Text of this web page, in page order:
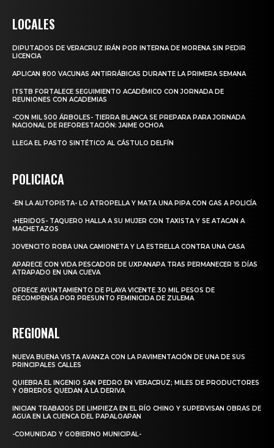
LOCALES
DIPUTADOS DE VERACRUZ IRÁN POR INTERNA DE MORENA SIN PEDIR
LICENCIA
APLICAN 800 VACUNAS ANTIRRÁBICAS DURANTE LA PRIMERA SEMANA
ITSTB FORTALECE SEGUIMIENTO ACADÉMICO CON JORNADA DE
REUNIONES CON ACADEMIAS
-CON MIL 500 ÁRBOLES- TIERRA BLANCA SE PREPARA PARA JORNADA
NACIONAL DE REFORESTACIÓN: JAIME OCHOA
LLEGA EL PASTO SINTÉTICO AL CÁSTULO DELFÍN
POLICIACA
-EN LA AUTOPISTA- LO ATROPELLA Y MATA UNA PIPA CON GAS A POLICÍA
-HERIDOS- TAQUERO HALLA A SU MUJER CON TAXISTA Y SE ATACAN A
MACHETAZOS
JOVENCITO ROBA UNA CAMIONETA Y LA ESTRELLA CONTRA UNA CASA
APARECE CON VIDA PESCADOR DE UXPANAPA TRAS PERMANECER 15 DÍAS
ATRAPADO EN UNA CUEVA
OFRECE AYUNTAMIENTO DE PLAYA VICENTE 30 MIL PESOS DE
RECOMPENSA POR PRESUNTO FEMINICIDA DE ZULEMA
REGIONAL
NUEVA BUENA VISTA AVANZA CON LA PAVIMENTACIÓN DE UNA DE SUS
PRINCIPALES CALLES
QUIEBRA EL INGENIO SAN PEDRO EN VERACRUZ; MILES DE PRODUCTORES
Y OBREROS QUEDAN A LA DERIVA
INICIAN TRABAJOS DE LIMPIEZA EN EL RÍO CHINO Y SUPERVISAN OBRAS DE
AGUA EN LA CUENCA DEL PAPALOAPAN
-COMUNIDAD Y GOBIERNO MUNICIPAL-